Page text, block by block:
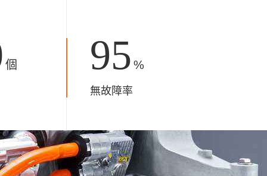
個 95 %
無故障率